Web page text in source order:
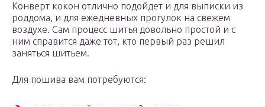
Конверт кокон отлично подойдет и для выписки из
роддома, и для ежедневных прогулок на свежем
воздухе. Сам процесс шитья довольно простой и с
ним справится даже тот, кто первый раз решил
заняться шитьем.
Для пошива вам потребуются: